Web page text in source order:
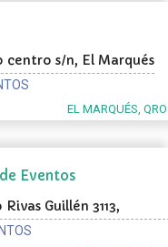
centro s/n, El Marqués
EL MARQUÉS, QRO
Eventos
Guillén 3113,
Sánchez